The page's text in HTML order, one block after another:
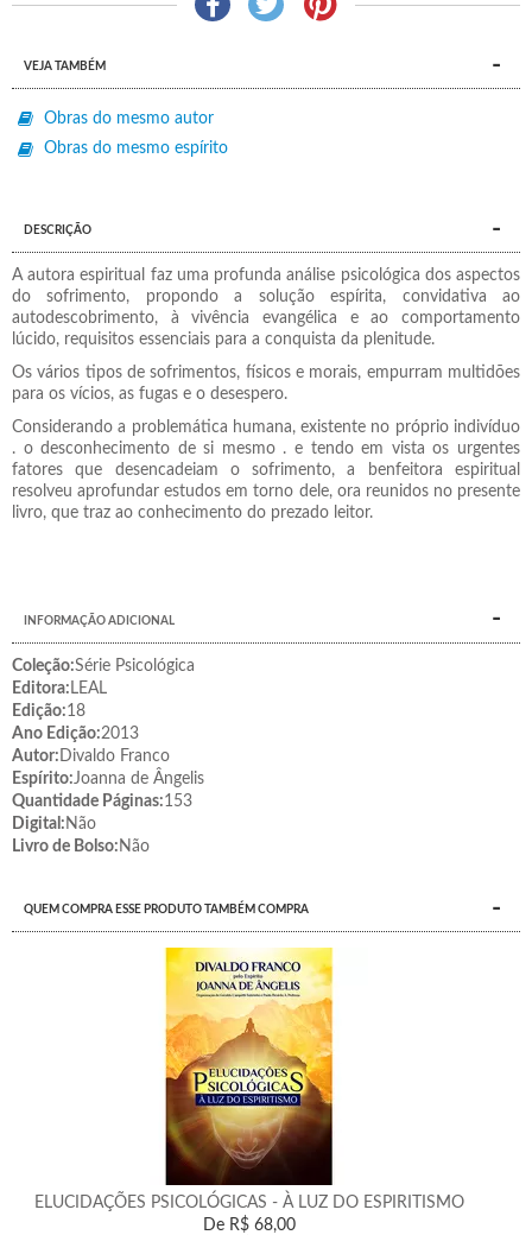
VEJA TAMBÉM
Obras do mesmo autor
Obras do mesmo espírito
DESCRIÇÃO
A autora espiritual faz uma profunda análise psicológica dos aspectos
do sofrimento, propondo a solução espírita, convidativa ao
autodescobrimento, à vivência evangélica e ao comportamento
lúcido, requisitos essenciais para a conquista da plenitude.
Os vários tipos de sofrimentos, físicos e morais, empurram multidões
para os vícios, as fugas e o desespero.
Considerando a problemática humana, existente no próprio indivíduo
. o desconhecimento de si mesmo . e tendo em vista os urgentes
fatores que desencadeiam o sofrimento, a benfeitora espiritual
resolveu aprofundar estudos em torno dele, ora reunidos no presente
livro, que traz ao conhecimento do prezado leitor.
INFORMAÇÃO ADICIONAL
Coleção:Série Psicológica
Editora: LEAL
Edição:18
Ano Edição:2013
Autor: Divaldo Franco
Espírito:Joanna de Ângelis
Quantidade Páginas:153
Digital: Não
Livro de Bolso: Não
QUEM COMPRA ESSE PRODUTO TAMBÉM COMPRA
ELUCIDAÇÕES PSICOLÓGICAS - À LUZ DO ESPIRITISMO
De R$ 68,00